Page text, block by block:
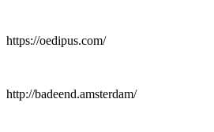
https://oedipus.com/
http://badeend.amsterdam/